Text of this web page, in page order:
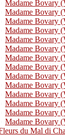
Madame Bovary
Madame Bovary
Madame Bovary
Madame Bovary
Madame Bovary
Madame Bovary
Madame Bovary
Madame Bovary
Madame Bovary
Madame Bovary
Madame Bovary
Madame Bovary
Madame Bovary
Madame Bovary
du Mal di